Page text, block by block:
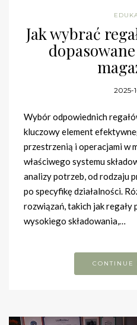
Jak wybrać
2025-
Wybór odpowiednich
kluczowy element
przestrzenią i operacjami w
właściwego systemu
analizy potrzeb, od rodzaju
po specyfikę działalności.
rozwiązań, takich jak regały
wysokiego składowania,…
CONTINUE